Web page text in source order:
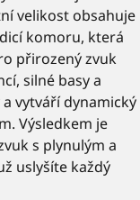
velikost obsahuje
komoru, která
přirozený zvuk
silné basy a
vytváří dynamický
Výsledkem je
s plynulým a
uslyšíte každý